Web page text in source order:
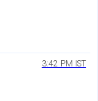
3:42 PM IST